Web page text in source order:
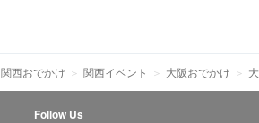
関西おでかけ 関西イベント 大阪おでかけ
Follow Us